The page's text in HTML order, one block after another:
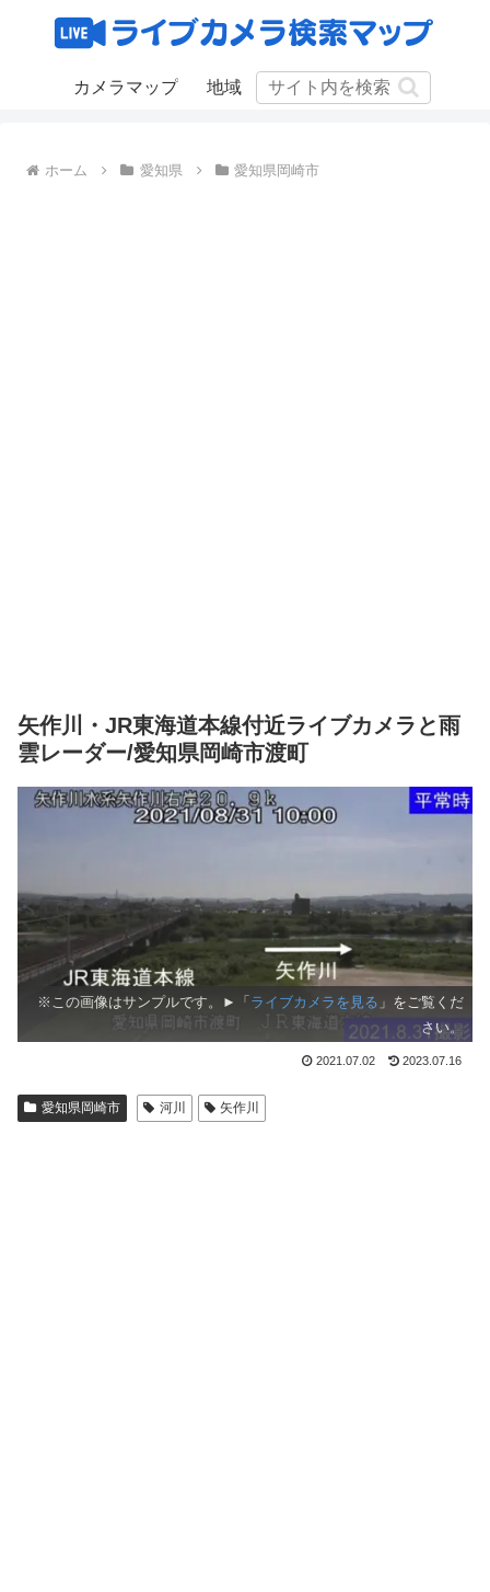
カメラマップ 地域
ホーム 愛知県 愛知県岡崎市
矢作川・JR東海道本線付近ライブカメラと雨
雲レーダー/愛知県岡崎市渡町
※この画像はサンプルです。►「 ライブカメラを見る 」をご覧くだ
さい。
2021.07.02 2023.07.16
愛知県岡崎市 河川 矢作川